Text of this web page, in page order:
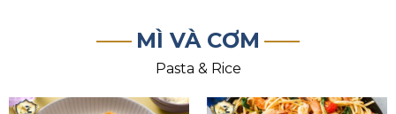
MÌ VÀ CƠM
Pasta & Rice